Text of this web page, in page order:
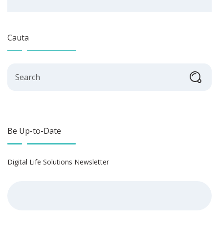
Cauta
Be Up-to-Date
Digital Life Solutions Newsletter